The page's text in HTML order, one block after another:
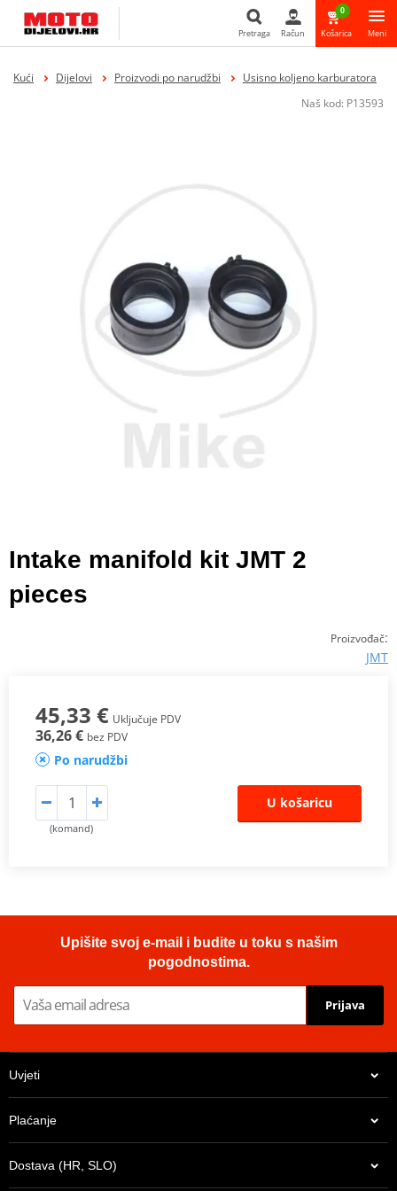
Pretraga
Pretraga Račun
0
Košarica Meni
Kući Dijelovi Proizvodi po narudžbi
Usisno koljeno karburatora
Naš kod: P13593
Intake manifold kit JMT 2
pieces
Proizvođač:
JMT
45,33 € Uključuje PDV
36,26 € bez PDV
Po narudžbi
(komand)
U košaricu
Upišite svoj e-mail i budite u toku s našim
pogodnostima.
Prijava
Uvjeti
Plaćanje
Dostava (HR, SLO)